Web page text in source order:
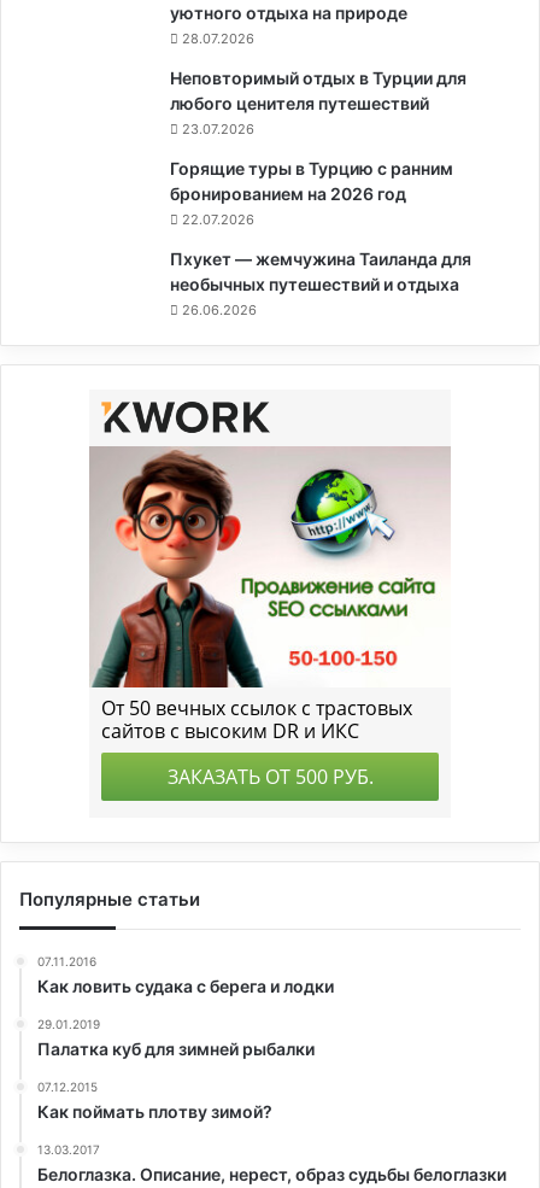
уютного отдыха на природе
28.07.2026
Неповторимый отдых в Турции для
любого ценителя путешествий
23.07.2026
Горящие туры в Турцию с ранним
бронированием на 2026 год
22.07.2026
Пхукет — жемчужина Таиланда для
необычных путешествий и отдыха
26.06.2026
Популярные статьи
07.11.2016
Как ловить судака с берега и лодки
29.01.2019
Палатка куб для зимней рыбалки
07.12.2015
Как поймать плотву зимой?
13.03.2017
Белоглазка. Описание, нерест, образ судьбы белоглазки